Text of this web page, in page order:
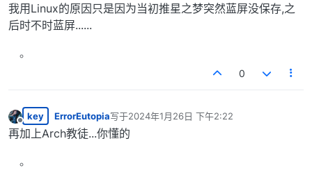
我用Linux的原因只是因为当初推星之梦突然蓝屏没保存,之
后时不时蓝屏......
0
离线
key ErrorEutopia写于2024年1月26日 下午2:22
最后由 编辑
再加上Arch教徒...你懂的